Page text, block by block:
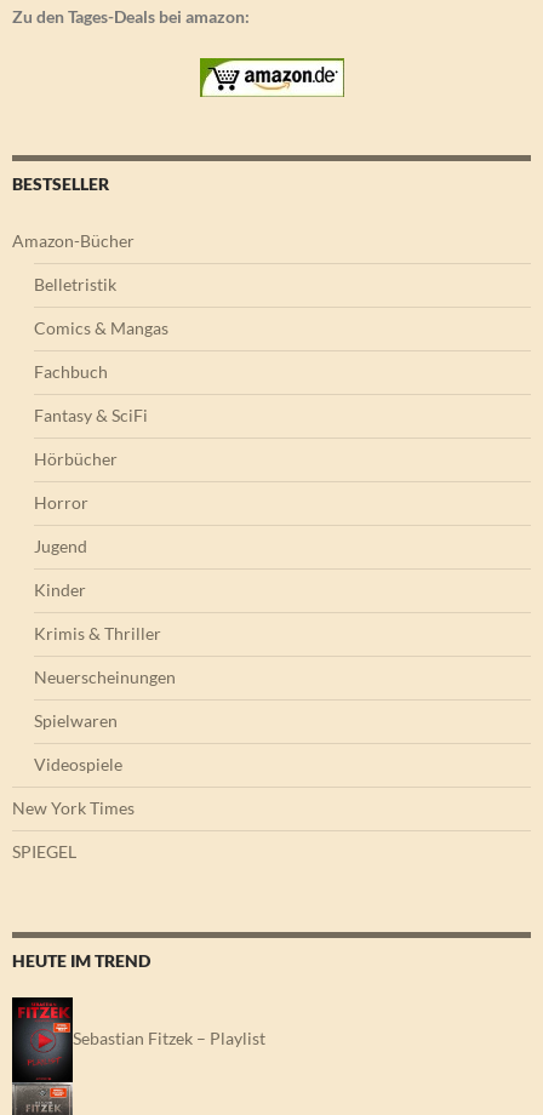
Zu den Tages-Deals bei amazon:
BESTSELLER
Amazon-Bücher
Belletristik
Comics & Mangas
Fachbuch
Fantasy & SciFi
Hörbücher
Horror
Jugend
Kinder
Krimis & Thriller
Neuerscheinungen
Spielwaren
Videospiele
New York Times
SPIEGEL
HEUTE IM TREND
Sebastian Fitzek – Playlist